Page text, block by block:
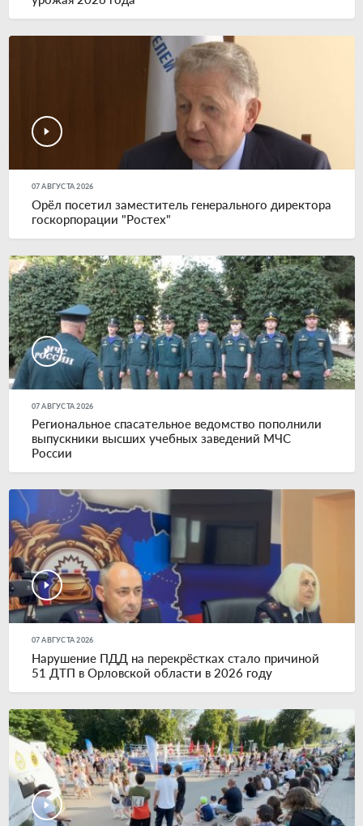
07 АВГУСТА 2026
Орёл посетил заместитель генерального директора
госкорпорации "Ростех"
07 АВГУСТА 2026
Региональное спасательное ведомство пополнили
выпускники высших учебных заведений МЧС
России
07 АВГУСТА 2026
Нарушение ПДД на перекрёстках стало причиной
51 ДТП в Орловской области в 2026 году